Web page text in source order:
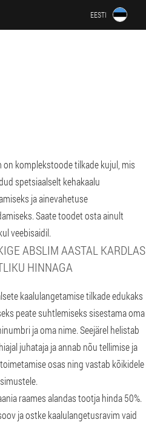
EESTI
on komplekstoode tilkade kujul, mis
spetsiaalselt kehakaalu
ja ainevahetuse
Saate toodet osta ainult
veebisaidil.
ABSLIM AASTAL KARDLAS
HINNAGA
kaalulangetamise tilkade edukaks
peate suhtlemiseks sisestama oma
ja oma nime. Seejärel helistab
juhataja ja annab nõu tellimise ja
osas ning vastab kõikidele
raames alandas tootja hinda 50%.
ja ostke kaalulangetusravim vaid